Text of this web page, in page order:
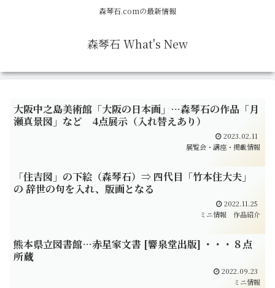
森琴石.comの最新情報
森琴石 What's New
大阪中之島美術館「大阪の日本画」…森琴石の作品「月
瀬真景図」など 4点展示（入れ替えあり）
2023.02.11
展覧会・講座・掲載情報
「住吉図」の下絵（森琴石）⇒ 四代目「竹本住大夫」
の 辞世の句を入れ、版画となる
2022.11.25
ミニ情報
作品紹介
熊本県立図書館…赤星家文書 [響泉堂出版] ・・・８点
所蔵
2022.09.23
ミニ情報